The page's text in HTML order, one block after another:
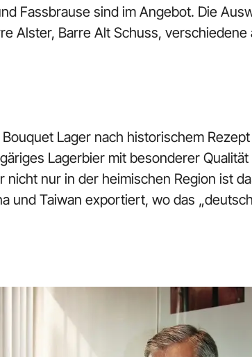
Fassbrause sind im Angebot. Die
Alster, Barre Alt Schuss,
Bouquet Lager nach historischem
Lagerbier mit besonderer
nicht nur in der heimischen Region ist
und Taiwan exportiert, wo das